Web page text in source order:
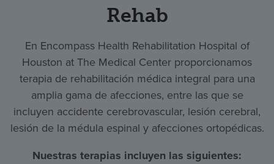
Rehab
En Encompass Health Rehabilitation Hospital of
Houston at The Medical Center proporcionamos
terapia de rehabilitación médica integral para una
amplia gama de afecciones, entre las que se
incluyen accidente cerebrovascular, lesión cerebral,
lesión de la médula espinal y afecciones ortopédicas.
Nuestras terapias incluyen las siguientes: